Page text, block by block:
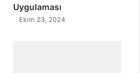
Uygulaması
Ekim 23, 2024